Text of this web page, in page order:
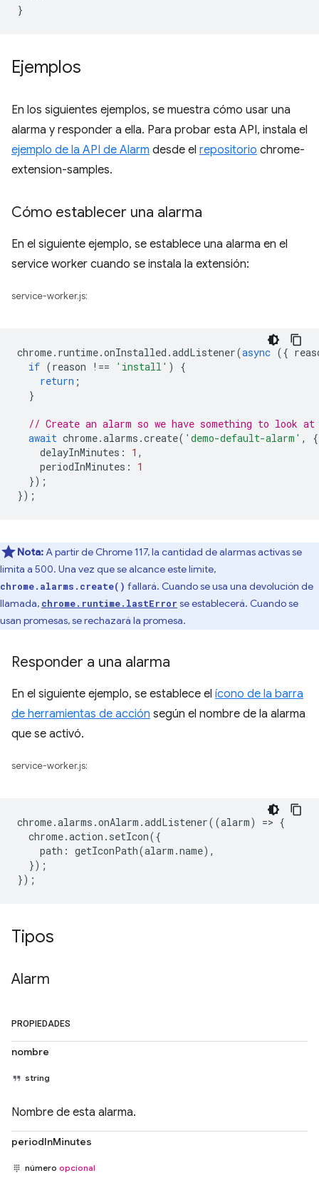
}
Ejemplos
En los siguientes ejemplos, se muestra cómo usar una
alarma y responder a ella. Para probar esta API, instala el
ejemplo de la API de Alarm desde el repositorio chrome-
extension-samples.
Cómo establecer una alarma
En el siguiente ejemplo, se establece una alarma en el
service worker cuando se instala la extensión:
service-worker.js:
chrome. runtime.onInstalled .addListener(async ({
if (reason !== 'install' )
{
return ;
}
// Create an alarm so we have something to look at
await chrome.alarms .create( 'demo-default-alarm' ,
{
delayInMinutes : 1 ,
periodInMinutes :
1
});
});
Nota:A partir de Chrome 117, la cantidad de alarmas activas se
limita a 500. Una vez que se alcance este límite,
chrome.alarms.create() fallará. Cuando se usa una devolución de
llamada, chrome.runtime.lastError se establecerá. Cuando se
usan promesas, se rechazará la promesa.
Responder a una alarma
En el siguiente ejemplo, se establece el ícono de la barra
de herramientas de acción según el nombre de la alarma
que se activó.
service-worker.js:
chrome.alarms .onAlarm .addListener((alarm) => {
chrome.action . setIcon({
path : getIconPath(alarm .name),
});
});
Tipos
Alarm
PROPIEDADES
nombre
string
Nombre de esta alarma.
periodInMinutes
número opcional